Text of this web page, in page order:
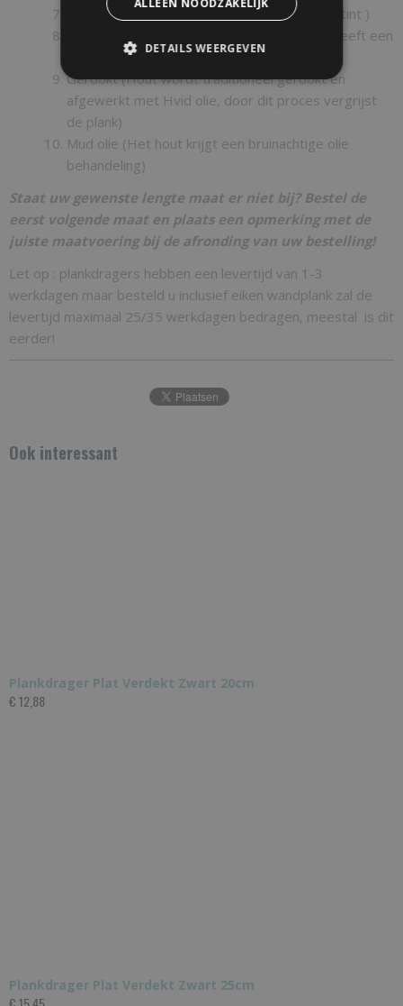
Hvid olie ( Het hout krijgt een iets warmere tint )
Smoke ( Hout krijgt een wit grijze waas en heeft een
warme uitstraling)
Gerookt (Hout wordt traditioneel gerookt en
afgewerkt met Hvid olie, door dit proces vergrijst
de plank)
Mud olie (Het hout krijgt een bruinachtige olie
behandeling)
Staat uw gewenste lengte maat er niet bij? Bestel de
eerst volgende maat en plaats een opmerking met de
juiste maatvoering bij de afronding van uw bestelling!
Let op : plankdragers hebben een levertijd van 1-3
werkdagen maar besteld u inclusief eiken wandplank zal de
levertijd maximaal 25/35 werkdagen bedragen, meestal is dit
eerder!
Ook interessant
Plankdrager Plat Verdekt Zwart 20cm
€ 12,88
Plankdrager Plat Verdekt Zwart 25cm
DETAILS WEERGEVEN